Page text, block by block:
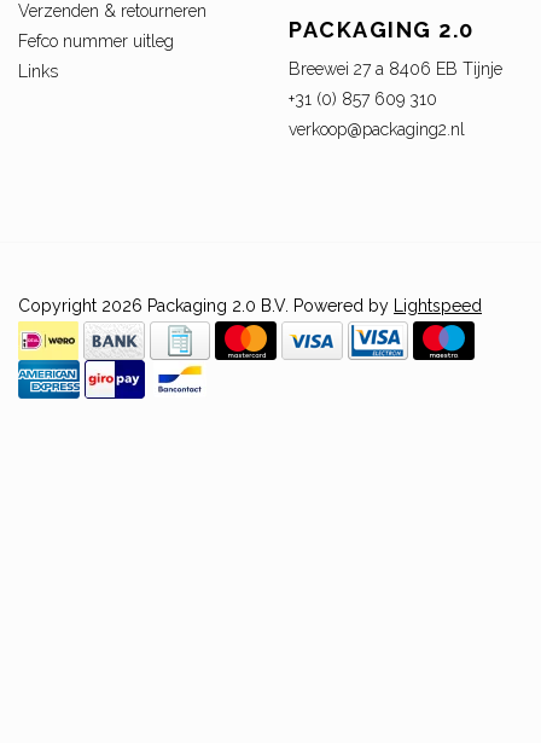
Verzenden & retourneren
Fefco nummer uitleg
Links
PACKAGING 2.0
Breewei 27 a 8406 EB Tijnje
+31 (0) 857 609 310
verkoop@packaging2.nl
Copyright 2026 Packaging 2.0 B.V. Powered by Lightspeed